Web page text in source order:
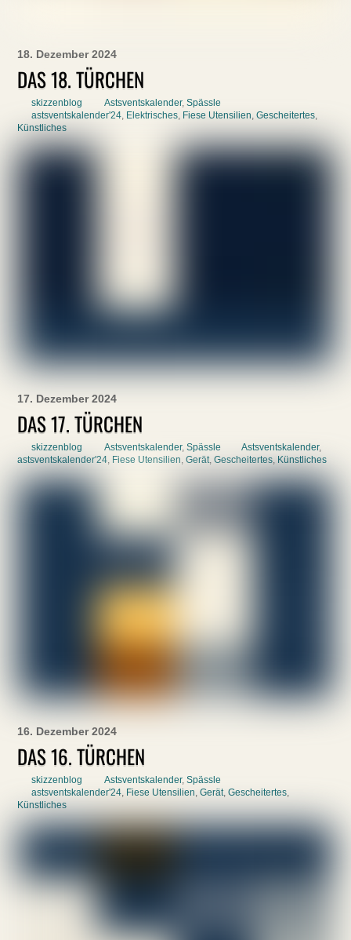
18. Dezember 2024
DAS 18. TÜRCHEN
skizzenblog Astsventskalender,Spässle
astsventskalender'24 Elektrisches Fiese Utensilien ,Gescheitertes
Künstliches
17. Dezember 2024
DAS 17. TÜRCHEN
skizzenblog Astsventskalender,Spässle Astsventskalender,
astsventskalender'24, Fiese Utensilien,Gerät,Gescheitertes, Künstliches
16. Dezember 2024
DAS 16. TÜRCHEN
skizzenblog Astsventskalender,Spässle
astsventskalender'24 Fiese Utensilien ,Gerät,Gescheitertes
Künstliches